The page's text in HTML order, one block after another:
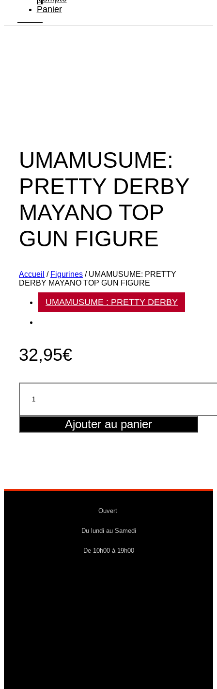
Panier
UMAMUSUME:
PRETTY DERBY
MAYANO TOP
GUN FIGURE
Accueil / Figurines / UMAMUSUME: PRETTY
DERBY MAYANO TOP GUN FIGURE
UMAMUSUME : PRETTY DERBY
32,95€
quantité
UMAMUSUME:
MAYANO
Ajouter au panier
Ouvert
Du lundi au Samedi
De 10h00 à 19h00